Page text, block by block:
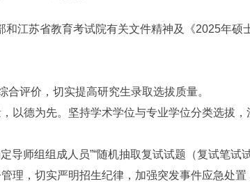
江苏省教育考试院有关文件精神及《2025年硕
评价，切实提高研究生录取选拔质量。
德为先。坚持学术学位与专业学位分类选拔，
组组成人员”“随机抽取复试试题（复试笔试试
，切实严明招生纪律，加强突发事件应急处置